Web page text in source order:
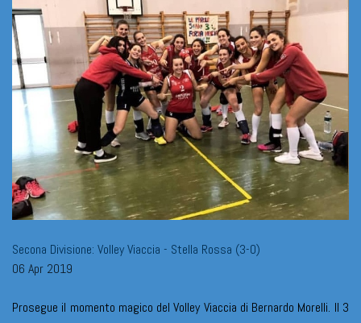
Secona Divisione: Volley Viaccia - Stella Rossa (3-0)
06 Apr 2019
Prosegue il momento magico del Volley Viaccia di Bernardo Morelli. Il 3